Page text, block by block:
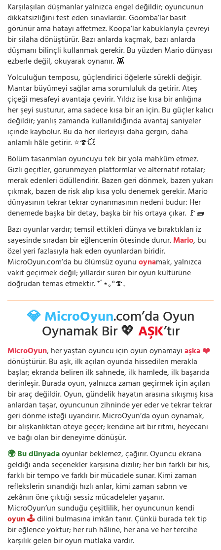
Karşılaşılan düşmanlar yalnızca engel değildir; oyuncunun
dikkatsizliğini test eden sınavlardır. Goomba’lar basit
görünür ama hatayı affetmez. Koopa’lar kabuklarıyla çevreyi
bir silaha dönüştürür. Bazı anlarda kaçmak, bazı anlarda
düşmanı bilinçli kullanmak gerekir. Bu yüzden Mario dünyası
ezberle değil, okuyarak oynanır. 👾
Yolculuğun temposu, güçlendirici öğelerle sürekli değişir.
Mantar büyümeyi sağlar ama sorumluluk da getirir. Ateş
çiçeği mesafeyi avantaja çevirir. Yıldız ise kısa bir anlığına
her şeyi susturur, ama sadece kısa bir an için. Bu güçler kalıcı
değildir; yanlış zamanda kullanıldığında avantaj saniyeler
içinde kaybolur. Bu da her ilerleyişi daha gergin, daha
anlamlı hâle getirir. ⭐🍄💥
Bölüm tasarımları oyuncuyu tek bir yola mahkûm etmez.
Gizli geçitler, görünmeyen platformlar ve alternatif rotalar;
merak edenleri ödüllendirir. Bazen geri dönmek, bazen yukarı
çıkmak, bazen de risk alıp kısa yolu denemek gerekir. Mario
dünyasının tekrar tekrar oynanmasının nedeni budur: Her
denemede başka bir detay, başka bir his ortaya çıkar. 🚩🧱
Bazı oyunlar vardır; temsil ettikleri dünya ve bıraktıkları iz
sayesinde sıradan bir eğlencenin ötesinde durur.Mario, bu
özel yeri fazlasıyla hak eden oyunlardan biridir.
MicroOyun.com’da bu ölümsüz oyunuoynamak, yalnızca
vakit geçirmek değil; yıllardır süren bir oyun kültürüne
doğrudan temas etmektir. ⁺˚⋆｡°🍄₊
💎 MicroOyun.com’da Oyun
Oynamak Bir 💖AŞK’tır
MicroOyun, her yaştan oyuncu için oyun oynamayıaşka ❤️
dönüştürür. Bu aşk, ilk açılan oyunda hissedilen merakla
başlar; ekranda beliren ilk sahnede, ilk hamlede, ilk başarıda
derinleşir. Burada oyun, yalnızca zaman geçirmek için açılan
bir araç değildir. Oyun, gündelik hayatın arasına sıkışmış kısa
anlardan taşar, oyuncunun zihninde yer eder ve tekrar tekrar
geri dönme isteği uyandırır. MicroOyun’da oyun oynamak,
bir alışkanlıktan öteye geçer; kendine ait bir ritmi, heyecanı
ve bağı olan bir deneyime dönüşür.
🌍 Bu dünyadaoyunlar beklemez, çağırır. Oyuncu ekrana
geldiği anda seçenekler karşısına dizilir; her biri farklı bir his,
farklı bir tempo ve farklı bir mücadele sunar. Kimi zaman
reflekslerin sınandığı hızlı anlar, kimi zaman sabrın ve
zekânın öne çıktığı sessiz mücadeleler yaşanır.
MicroOyun’un sunduğu çeşitlilik, her oyuncunun kendi
oyun 🕹️dilini bulmasına imkân tanır. Çünkü burada tek tip
bir eğlence yoktur; her ruh hâline, her ana ve her tercihe
karşılık gelen bir oyun mutlaka vardır.